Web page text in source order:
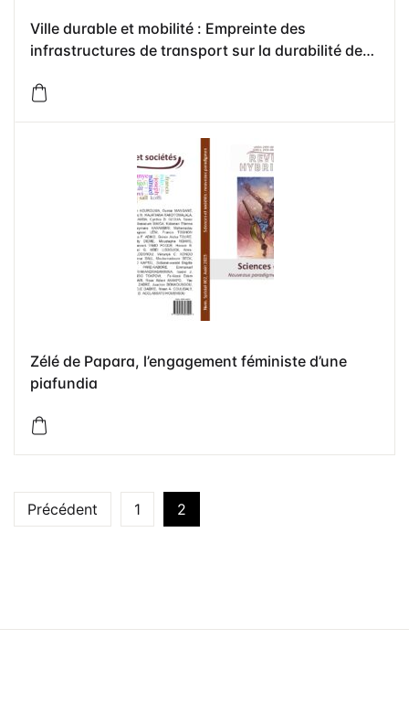
Ville durable et mobilité : Empreinte des
infrastructures de transport sur la durabilité de
Zélé de Papara, l’engagement féministe d’une
piafundia
Précédent 1 2